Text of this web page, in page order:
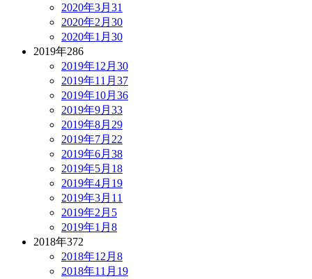
2020年3月 31
2020年2月 30
2020年1月 30
2019年286
2019年12月 30
2019年11月 37
2019年10月 36
2019年9月 33
2019年8月 29
2019年7月 22
2019年6月 38
2019年5月 18
2019年4月 19
2019年3月 11
2019年2月 5
2019年1月 8
2018年372
2018年12月 8
2018年11月 19